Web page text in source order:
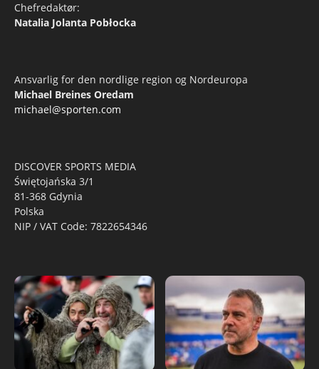
Chefredaktør:
Natalia Jolanta Pobłocka
Ansvarlig for den nordlige region og Nordeuropa
Michael Breines Oredam
michael@sporten.com
DISCOVER SPORTS MEDIA
Świętojańska 3/1
81-368 Gdynia
Polska
NIP / VAT Code: 7822654346